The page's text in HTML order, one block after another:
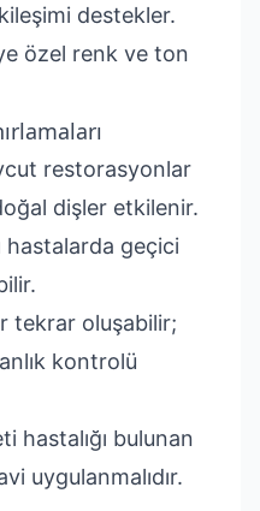
destekler.
özel renk ve ton
restorasyonlar
dişler etkilenir.
hastalarda geçici
tekrar oluşabilir;
kontrolü
hastalığı bulunan
uygulanmalıdır.